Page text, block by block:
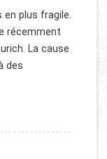
en plus fragile.
récemment
La cause
des